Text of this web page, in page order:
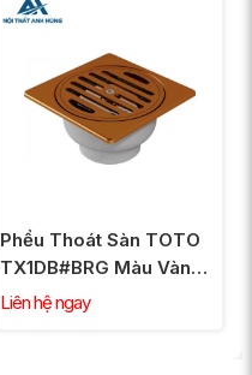
Phểu Thoát Sàn TOTO
TX1DB#BRG Màu Vàng
Hồng
Liên hệ ngay